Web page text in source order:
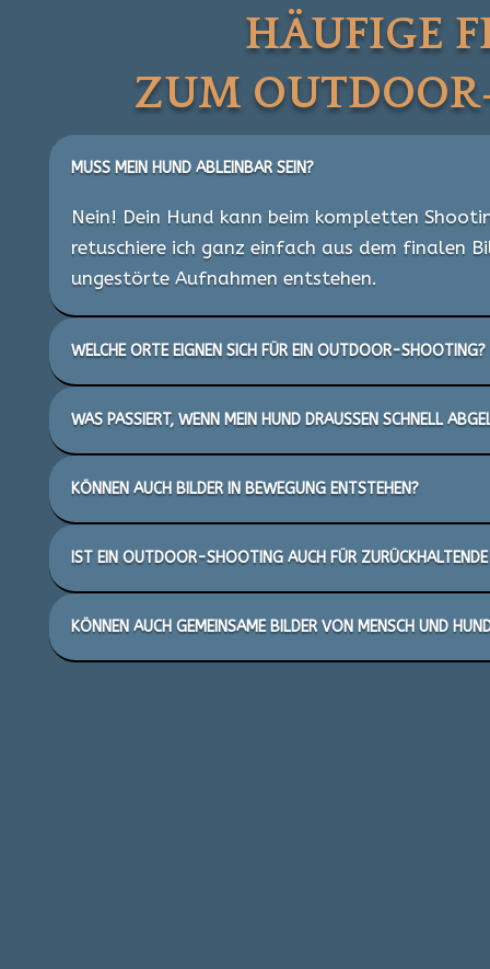
HÄUFIGE
ZUM
MUSS MEIN HUND ABLEINBAR SEIN?
Nein! Dein Hund kann beim kompletten
retuschiere ich ganz einfach aus dem finalen
ungestörte Aufnahmen entstehen.
WELCHE ORTE EIGNEN SICH FÜR EIN OUTDOOR-SHOOTING?
WAS PASSIERT, WENN MEIN HUND DRAUSSEN SCHNELL
KÖNNEN AUCH BILDER IN BEWEGUNG ENTSTEHEN?
IST EIN OUTDOOR-SHOOTING AUCH FÜR ZURÜCKHALTENDE
KÖNNEN AUCH GEMEINSAME BILDER VON MENSCH UND